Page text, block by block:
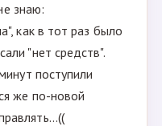
знаю:
как в тот раз было
"нет средств".
поступили
же по-новой